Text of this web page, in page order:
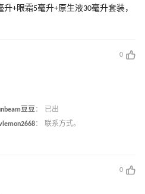
升+眼霜5毫升+原生液30毫升套装，
0
豆豆：
已出
： 联系方式。
0